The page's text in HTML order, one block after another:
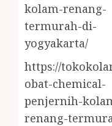
kolam-renang-
termurah-di-
yogyakarta/
https://
obat-chemical-
penjernih-
renang-